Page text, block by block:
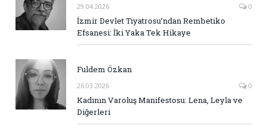
29.04.2026 0
İzmir Devlet Tiyatrosu’ndan Rembetiko
Efsanesi: İki Yaka Tek Hikaye
Fuldem Özkan
26.03.2026 0
Kadının Varoluş Manifestosu: Lena, Leyla ve
Diğerleri